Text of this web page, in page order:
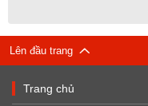
Lên đầu trang
Trang chủ